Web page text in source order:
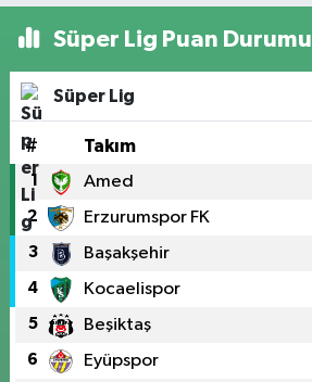
Süper Lig Puan Durumu
Süper Lig
# Takım
1 Amed
2 Erzurumspor FK
3 Başakşehir
4 Kocaelispor
5 Beşiktaş
6 Eyüpspor